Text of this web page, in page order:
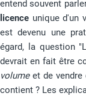
entend souvent
licence unique d'un
est devenu une
égard, la question
devrait en fait être
volumeet de vendre
contient ? Les